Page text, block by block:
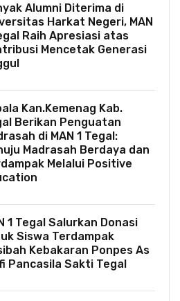
Alumni Diterima di
Harkat Negeri, MAN
Raih Apresiasi atas
Mencetak Generasi
Kan.Kemenag Kab.
Berikan Penguatan
di MAN 1 Tegal:
Madrasah Berdaya dan
Melalui Positive
1 Tegal Salurkan Donasi
Siswa Terdampak
Kebakaran Ponpes As
Pancasila Sakti Tegal